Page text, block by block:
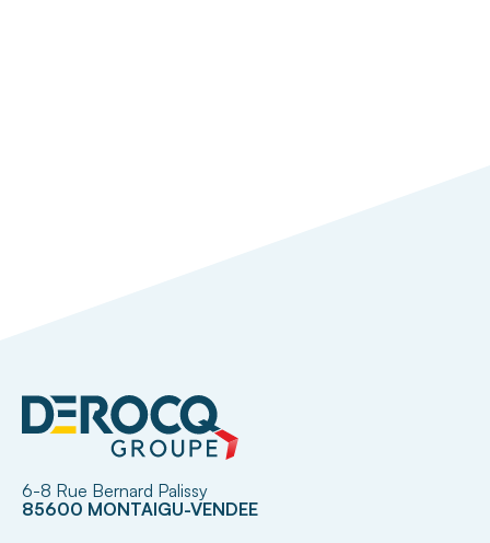
6-8 Rue Bernard Palissy
85600 MONTAIGU-VENDEE